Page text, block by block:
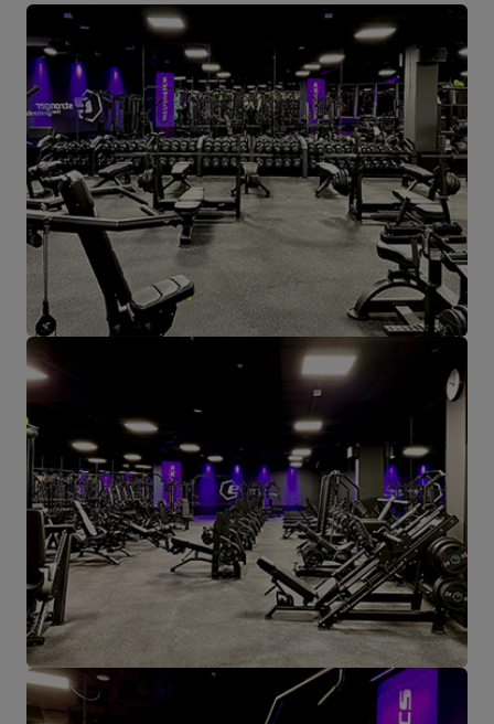
indulnak. A vállalati térképen az összes út Starachowicéből indul.